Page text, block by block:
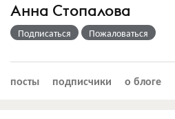
Анна Стопалова
Подписаться Пожаловаться
посты подписчики о блоге